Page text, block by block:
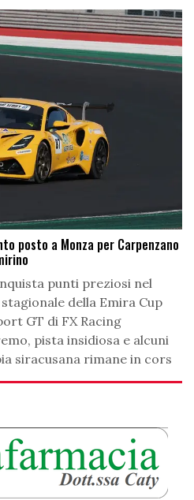
posto a Monza per Carpenzano
punti preziosi nel
della Emira Cup
GT di FX Racing
pista insidiosa e alcuni
siracusana rimane in cors